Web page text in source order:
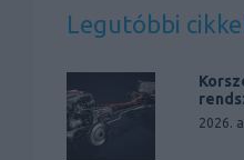
Legutóbbi
2026.